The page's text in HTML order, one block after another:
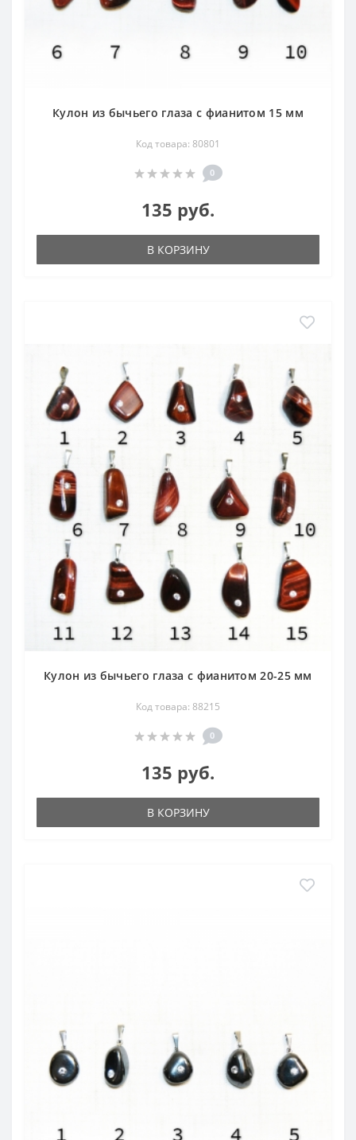
Кулон из бычьего глаза с фианитом 15 мм
Код товара: 80801
0
135 руб.
В КОРЗИНУ
Кулон из бычьего глаза с фианитом 20-25 мм
Код товара: 88215
0
135 руб.
В КОРЗИНУ